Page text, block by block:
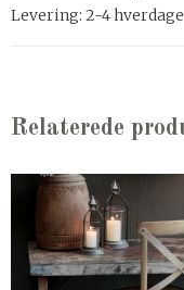
Levering: 2-4 hverdage
Relaterede